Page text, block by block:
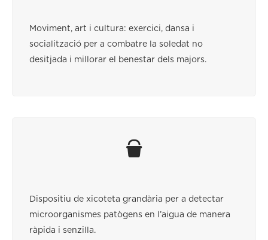
Moviment, art i cultura: exercici, dansa i
socialització per a combatre la soledat no
desitjada i millorar el benestar dels majors.
Dispositiu de xicoteta grandària per a detectar
microorganismes patògens en l’aigua de manera
ràpida i senzilla.